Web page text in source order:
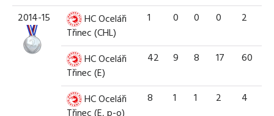
2014-15
HC Oceláři
Třinec (CHL)
1 0 0 0 2
HC Oceláři
Třinec (E)
42 9 8 17 60
HC Oceláři
8 1 1 2 4